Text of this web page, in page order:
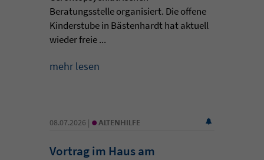
Beratungsstelle organisiert. Die offene
Kinderstube in Bästenhardt hat aktuell
wieder freie ...
mehr lesen
08.07.2026 | • ALTENHILFE
Vortrag im Haus am